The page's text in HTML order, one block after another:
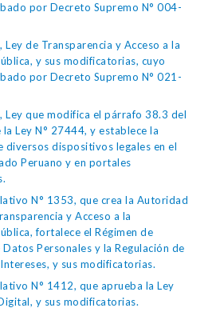
por Decreto Supremo N° 004-
Ley de Transparencia y Acceso a la
y sus modificatorias, cuyo
por Decreto Supremo N° 021-
Ley que modifica el párrafo 38.3 del
Ley N° 27444, y establece la
diversos dispositivos legales en el
Peruano y en portales
N° 1353, que crea la Autoridad
y Acceso a la
fortalece el Régimen de
Personales y la Regulación de
y sus modificatorias.
N° 1412, que aprueba la Ley
y sus modificatorias.